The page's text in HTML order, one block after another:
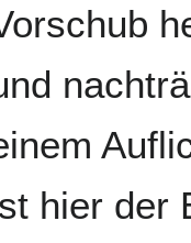
hier der